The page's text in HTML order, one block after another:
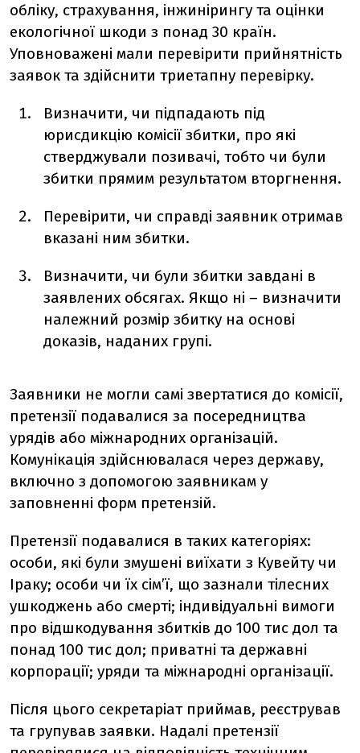
обліку, страхування, інжинірингу та оцінки
екологічної шкоди з понад 30 країн.
Уповноважені мали перевірити прийнятність
заявок та здійснити триетапну перевірку.
Визначити, чи підпадають під
юрисдикцію комісії збитки, про які
стверджували позивачі, тобто чи були
збитки прямим результатом вторгнення.
Перевірити, чи справді заявник отримав
вказані ним збитки.
Визначити, чи були збитки завдані в
заявлених обсягах. Якщо ні – визначити
належний розмір збитку на основі
доказів, наданих групі.
Заявники не могли самі звертатися до комісії,
претензії подавалися за посередництва
урядів або міжнародних організацій.
Комунікація здійснювалася через державу,
включно з допомогою заявникам у
заповненні форм претензій.
Претензії подавалися в таких категоріях:
особи, які були змушені виїхати з Кувейту чи
Іраку; особи чи їх сімʼї, що зазнали тілесних
ушкоджень або смерті; індивідуальні вимоги
про відшкодування збитків до 100 тис дол та
понад 100 тис дол; приватні та державні
корпорації; уряди та міжнародні організації.
Після цього секретаріат приймав, реєстрував
та групував заявки. Надалі претензії